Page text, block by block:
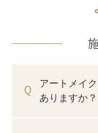
アートメイ
ありますか？